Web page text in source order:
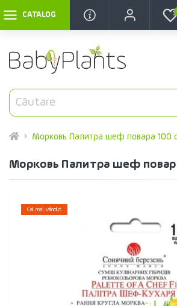
CATALOG
Морковь Палитра шеф повара 100
Морковь Палитра шеф
Cel mai vândut